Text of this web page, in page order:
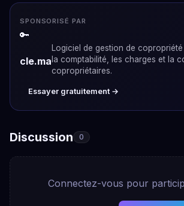
SPONSORISÉ PAR
🔑
cle.ma
Logiciel de gestion de
la comptabilité, les charges et la
copropriétaires.
Essayer gratuitement →
Discussion 0
Connectez-vous pour